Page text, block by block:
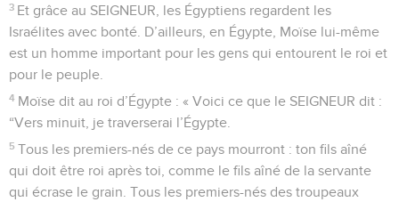
3 Et grâce au SEIGNEUR, les Égyptiens regardent les
Israélites avec bonté. D’ailleurs, en Égypte, Moïse lui-même
est un homme important pour les gens qui entourent le roi et
pour le peuple.
4 Moïse dit au roi d’Égypte : « Voici ce que le SEIGNEUR dit :
“Vers minuit, je traverserai l’Égypte.
5 Tous les premiers-nés de ce pays mourront : ton fils aîné
qui doit être roi après toi, comme le fils aîné de la servante
qui écrase le grain. Tous les premiers-nés des troupeaux